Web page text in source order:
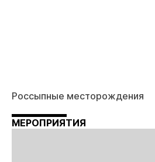
Россыпные месторождения
МЕРОПРИЯТИЯ